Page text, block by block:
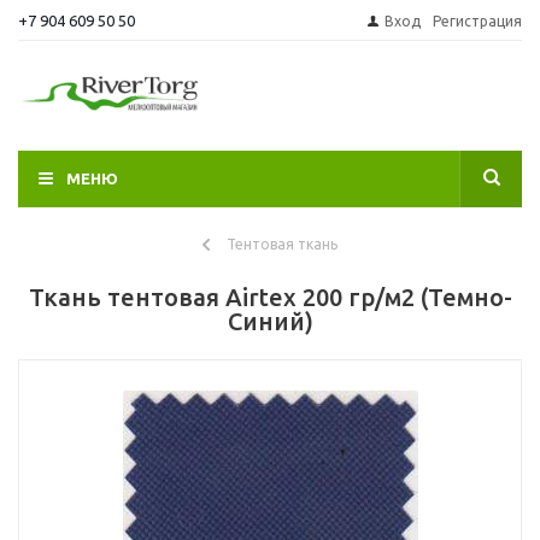
+7 904 609 50 50 Вход Регистрация
МЕНЮ
Тентовая ткань
Ткань тентовая Airtex 200 гр/м2 (Темно-
Синий)